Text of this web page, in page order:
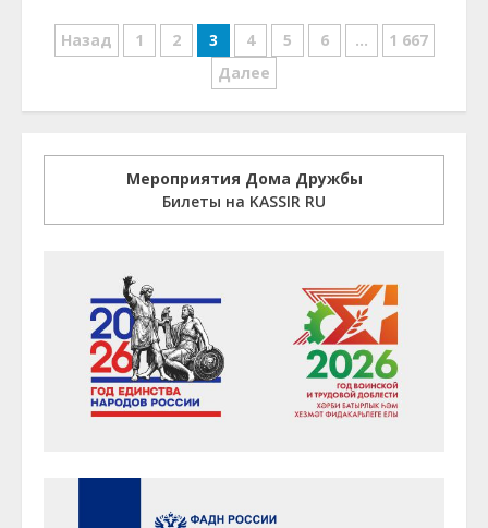
Навигация
записям
Назад 1 2 3 4 5 6 …
1 667
Далее
Мероприятия Дома Дружбы
Билеты на KASSIR RU